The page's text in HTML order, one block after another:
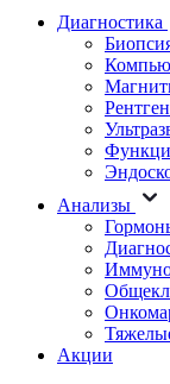
Диагностика
Анализы
Акции